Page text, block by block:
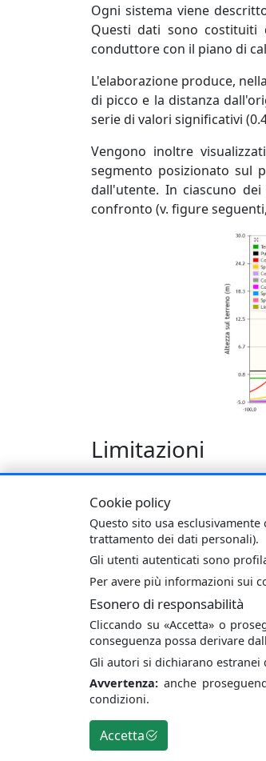
Ogni sistema viene
Questi dati sono costituiti
conduttore con il piano di
L'elaborazione produce,
di picco e la distanza
serie di valori significativi
Vengono inoltre
segmento posizionato sul
dall'utente. In ciascuno
confronto (v. figure
Limitazioni
La rappresentazione
conduttori (cfr. guida CEI
Keywords : Confronto,
Daniele Andreuccetti, Moreno
Cookie policy
Questo sito usa
trattamento dei dati personali).
Gli utenti autenticati sono
Per avere più informazioni sui
Esonero di responsabilità
Cliccando su Accetta
o
conseguenza possa derivare
Gli autori si dichiarano
Avvertenza: anche
condizioni.
Accetta